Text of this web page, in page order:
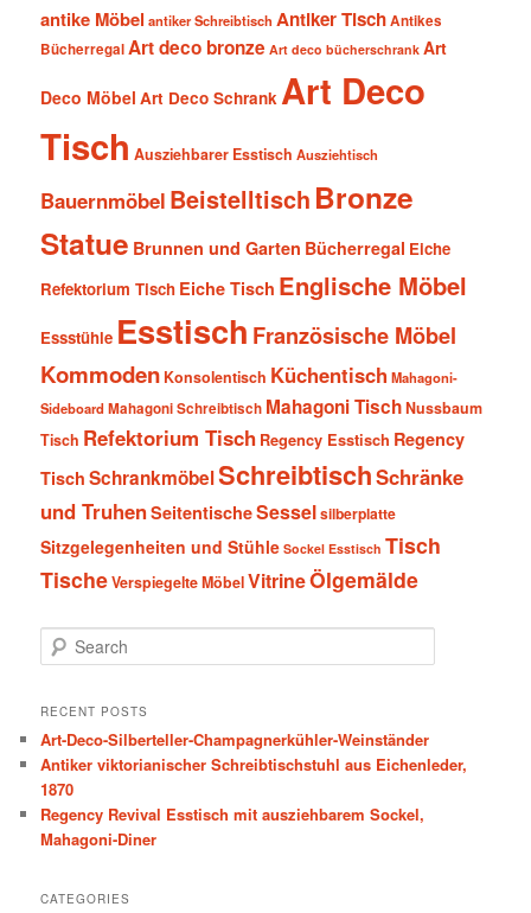
antike Möbel antiker Schreibtisch Antiker TischAntikes
BücherregalArt deco bronze Art deco bücherschrank Art
Deco Möbel Art Deco Schrank Art Deco
Tisch Ausziehbarer Esstisch Ausziehtisch
Bauernmöbel Beistelltisch Bronze
Statue Brunnen und Garten Bücherregal Eiche
Refektorium Tisch Eiche Tisch Englische Möbel
Essstühle Esstisch Französische Möbel
Kommoden Konsolentisch Küchentisch Mahagoni-
SideboardMahagoni Schreibtisch Mahagoni TischNussbaum
Tisch Refektorium Tisch Regency Esstisch Regency
Tisch SchrankmöbelSchreibtischSchränke
und TruhenSeitentischeSesselsilberplatte
Sitzgelegenheiten und Stühle Sockel Esstisch Tisch
TischeVerspiegelte MöbelVitrineÖlgemälde
e
r
h
RECENT POSTS
Art-Deco-Silberteller-Champagnerkühler-Weinständer
Antiker viktorianischer Schreibtischstuhl aus Eichenleder,
1870
Regency Revival Esstisch mit ausziehbarem Sockel,
Mahagoni-Diner
CATEGORIES